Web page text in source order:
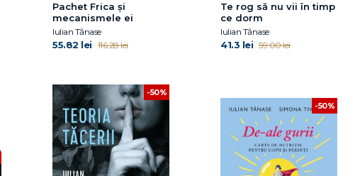
Pachet Frica și
mecanismele ei
Iulian Tănase
55.82 lei 116.28 lei
Te rog să nu vii în timp
ce dorm
Iulian Tănase
41.3 lei 59.00 lei
-50%
-50%